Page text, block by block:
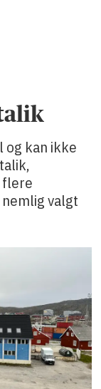
og kan ikke
flere
valgt